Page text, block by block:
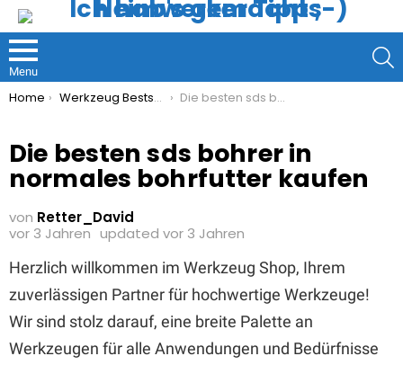
Menu
You are here:
Home Werkzeug Bestseller Die besten sds bohrer in normales bohrfutter kaufen
Die besten sds bohrer in
normales bohrfutter kaufen
von Retter_David
vor 3 Jahren updated vor 3 Jahren
Herzlich willkommen im Werkzeug Shop, Ihrem
zuverlässigen Partner für hochwertige Werkzeuge!
Wir sind stolz darauf, eine breite Palette an
Werkzeugen für alle Anwendungen und Bedürfnisse